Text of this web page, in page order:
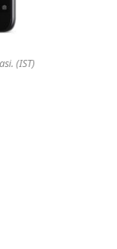
(IST)